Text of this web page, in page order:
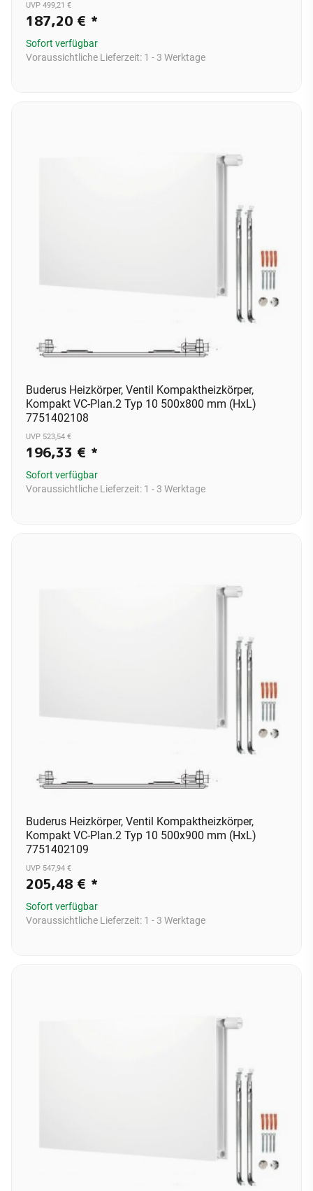
UVP 499,21 €
187,20 € *
Sofort verfügbar
Voraussichtliche Lieferzeit: 1 - 3 Werktage
Buderus Heizkörper, Ventil Kompaktheizkörper,
Kompakt VC-Plan.2 Typ 10 500x800 mm (HxL)
7751402108
UVP 523,54 €
196,33 € *
Sofort verfügbar
Voraussichtliche Lieferzeit: 1 - 3 Werktage
Buderus Heizkörper, Ventil Kompaktheizkörper,
Kompakt VC-Plan.2 Typ 10 500x900 mm (HxL)
7751402109
UVP 547,94 €
205,48 € *
Sofort verfügbar
Voraussichtliche Lieferzeit: 1 - 3 Werktage